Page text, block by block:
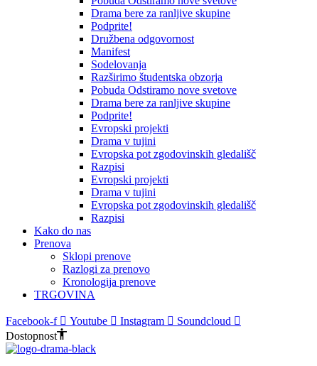
Drama bere za ranljive skupine
Podprite!
Družbena odgovornost
Manifest
Sodelovanja
Razširimo študentska obzorja
Pobuda Odstiramo nove svetove
Drama bere za ranljive skupine
Podprite!
Evropski projekti
Drama v tujini
Evropska pot zgodovinskih gledališč
Razpisi
Evropski projekti
Drama v tujini
Evropska pot zgodovinskih gledališč
Razpisi
Kako do nas
Prenova
Sklopi prenove
Razlogi za prenovo
Kronologija prenove
TRGOVINA
Facebook-f Youtube Instagram
Soundcloud
Dostopnost